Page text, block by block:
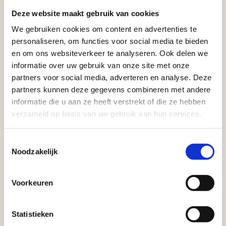
Deze website maakt gebruik van cookies
We gebruiken cookies om content en advertenties te
personaliseren, om functies voor social media te bieden
en om ons websiteverkeer te analyseren. Ook delen we
informatie over uw gebruik van onze site met onze
partners voor social media, adverteren en analyse. Deze
partners kunnen deze gegevens combineren met andere
informatie die u aan ze heeft verstrekt of die ze hebben
verzameld op basis van uw gebruik van hun services.
Noodzakelijk
Voorkeuren
Statistieken
Zakelijke klant worden
Vego Tuinmaterialen is de meest geschikte partner
voor zakelijke klanten op zoek naar tuin- en
infraproducten. Als professionele leverancier van
tuinmaterialen bieden wij een breed assortiment
aan producten van topkwaliteit. Lees meer over de
zakelijke mogelijkheden.
Aangepaste openingstijden tijdens de
vakantieperiode
Waardenburg en Vego Dordrecht hanteren tijdens
de vakantieperiode aangepaste openingstijden op
zaterdag. Bekijk de vestigingspagina voor de
actuele openingstijden.
maanden dicht is voor al het wegverkeer, is het fijn
Met vier vestigingen en inspirerende showtuinen